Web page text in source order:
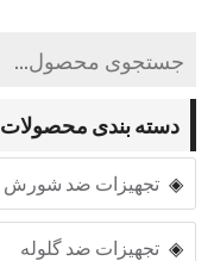
دسته بندی محصولات
تجهیزات ضد شورش
تجهیزات ضد گلوله